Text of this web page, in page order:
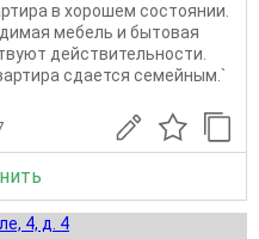
в хорошем состоянии.
мебель и бытовая
действительности.
сдается семейным.`